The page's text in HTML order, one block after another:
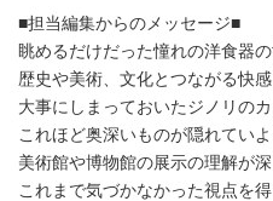
■担当編集からのメッセージ■
眺めるだけだった憧れの洋食器
歴史や美術、文化とつながる快感
大事にしまっておいたジノリの
これほど奥深いものが隠れていよ
美術館や博物館の展示の理解が深
これまで気づかなかった視点を